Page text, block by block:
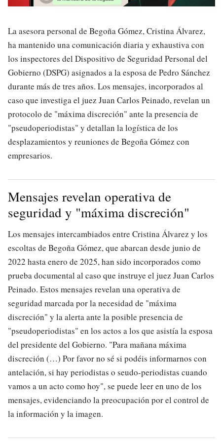
La asesora personal de Begoña Gómez, Cristina Álvarez,
ha mantenido una comunicación diaria y exhaustiva con
los inspectores del Dispositivo de Seguridad Personal del
Gobierno (DSPG) asignados a la esposa de Pedro Sánchez
durante más de tres años. Los mensajes, incorporados al
caso que investiga el juez Juan Carlos Peinado, revelan un
protocolo de "máxima discreción" ante la presencia de
"pseudoperiodistas" y detallan la logística de los
desplazamientos y reuniones de Begoña Gómez con
empresarios.
Mensajes revelan operativa de
seguridad y "máxima discreción"
Los mensajes intercambiados entre Cristina Álvarez y los
escoltas de Begoña Gómez, que abarcan desde junio de
2022 hasta enero de 2025, han sido incorporados como
prueba documental al caso que instruye el juez Juan Carlos
Peinado. Estos mensajes revelan una operativa de
seguridad marcada por la necesidad de "máxima
discreción" y la alerta ante la posible presencia de
"pseudoperiodistas" en los actos a los que asistía la esposa
del presidente del Gobierno. "Para mañana máxima
discreción (…) Por favor no sé si podéis informarnos con
antelación, si hay periodistas o seudo-periodistas cuando
vamos a un acto como hoy", se puede leer en uno de los
mensajes, evidenciando la preocupación por el control de
la información y la imagen.